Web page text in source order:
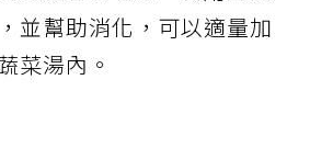
並幫助消化，可以適量加
菜湯內。